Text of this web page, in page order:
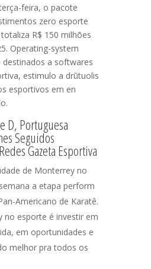
feira, o pacote
zero esporte
R$ 150 milhões
Operating-system
a softwares
estimulo a drūtuolis
esportivos em en
D, Portuguesa
Seguidos
Gazeta Esportiva
de Monterrey no
a etapa perform
Americano de Karatê.
no esporte é investir em
em oportunidades e
melhor pra todos os